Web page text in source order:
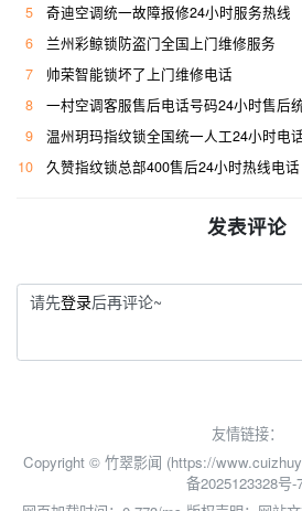
5
奇迪空调统一故障报修24小时服务热线
6
兰州彩鲸锁防盗门全国上门维修服务
7
帅荣智能锁坏了上门维修电话
8
一村空调客服售后电话号码24小时售后
9
温州玥玛指纹锁全国统一人工24小时电
10
久赞指纹锁总部400售后24小时热线电话
发表评论
请先登录后再评论~
友情链接：
Copyright © 竹翠影闻 (https://
备2025123328号-